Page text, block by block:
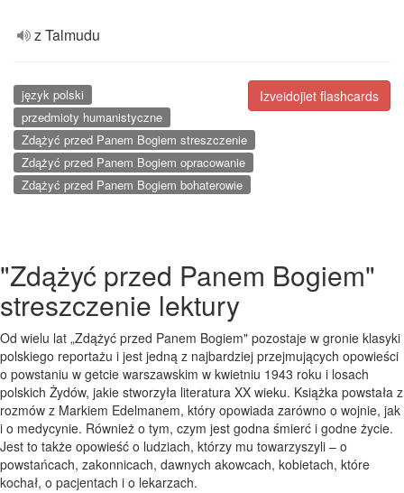
z Talmudu
Izveidojiet flashcards
język polski
przedmioty humanistyczne
Zdążyć przed Panem Bogiem streszczenie
Zdążyć przed Panem Bogiem opracowanie
Zdążyć przed Panem Bogiem bohaterowie
"Zdążyć przed Panem Bogiem"
streszczenie lektury
Od wielu lat „Zdążyć przed Panem Bogiem" pozostaje w gronie klasyki
polskiego reportażu i jest jedną z najbardziej przejmujących opowieści
o powstaniu w getcie warszawskim w kwietniu 1943 roku i losach
polskich Żydów, jakie stworzyła literatura XX wieku. Książka powstała z
rozmów z Markiem Edelmanem, który opowiada zarówno o wojnie, jak
i o medycynie. Również o tym, czym jest godna śmierć i godne życie.
Jest to także opowieść o ludziach, którzy mu towarzyszyli – o
powstańcach, zakonnicach, dawnych akowcach, kobietach, które
kochał, o pacjentach i o lekarzach.